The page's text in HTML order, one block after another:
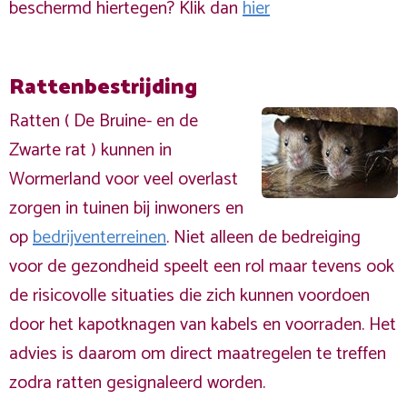
beschermd hiertegen? Klik danhier
Rattenbestrijding
Ratten ( De Bruine- en de
Zwarte rat ) kunnen in
Wormerland voor veel overlast
zorgen in tuinen bij inwoners en
opbedrijventerreinen. Niet alleen de bedreiging
voor de gezondheid speelt een rol maar tevens ook
de risicovolle situaties die zich kunnen voordoen
door het kapotknagen van kabels en voorraden. Het
advies is daarom om direct maatregelen te treffen
zodra ratten gesignaleerd worden.